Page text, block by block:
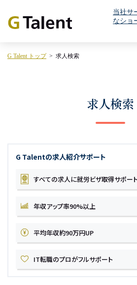
当社サ
なショ
G Talent トップ 求人検索
求人検索
G Talentの求人紹介サポート
すべての求人に就労ビザ取得サポー
年収アップ率90%以上
平均年収約90万円UP
IT転職のプロがフルサポート